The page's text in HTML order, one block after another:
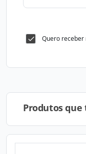
Quero receber
Produtos